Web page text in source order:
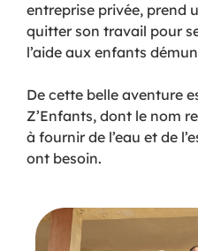
entreprise privée, prend
quitter son travail pour
l’aide aux enfants
De cette belle aventure
Z’Enfants, dont le nom
à fournir de l’eau et de
ont besoin.